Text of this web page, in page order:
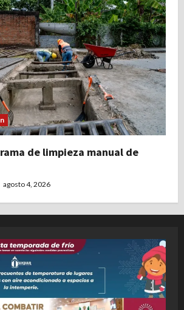
de limpieza manual de
agosto 4, 2026